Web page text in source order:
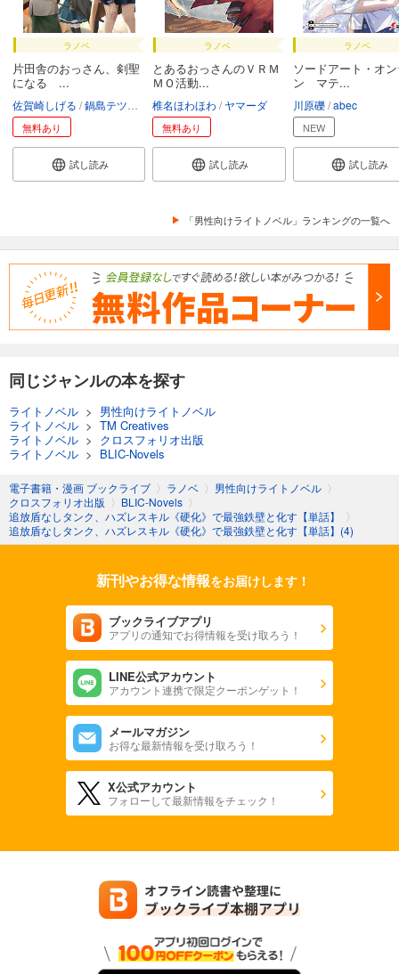
ラノベ
片田舎のおっさん、剣聖
になる ...
佐賀崎しげる 鍋島テツヒロ
無料あり
試し読み
ラノベ
とあるおっさんのＶＲＭ
ＭＯ活動...
椎名ほわほわ ヤマーダ
無料あり
試し読み
ラノベ
ソードアート・オ
ン マテ...
川原礫 abec
NEW
試し読み
「男性向けライトノベル」ランキングの一覧へ
同じジャンルの本を探す
ライトノベル > 男性向けライトノベル
ライトノベル > TM Creatives
ライトノベル > クロスフォリオ出版
ライトノベル > BLIC-Novels
電子書籍・漫画 ブックライブ 〉 ラノベ 〉 男性向けライトノベル 〉
クロスフォリオ出版 〉 BLIC-Novels 〉
追放盾なしタンク、ハズレスキル《硬化》で最強鉄壁と化す【単話】
〉
追放盾なしタンク、ハズレスキル《硬化》で最強鉄壁と化す【単話】(4)
新刊やお得な情報をお届けします！
ブックライブアプリ
アプリの通知でお得情報を受け取ろう！
LINE公式アカウント
アカウント連携で限定クーポンゲット！
メールマガジン
お得な最新情報を受け取ろう！
X公式アカウント
フォローして最新情報をチェック！